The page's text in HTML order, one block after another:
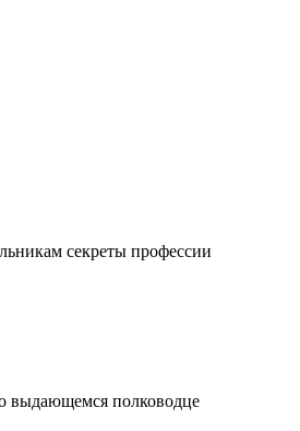
секреты профессии
выдающемся полководце